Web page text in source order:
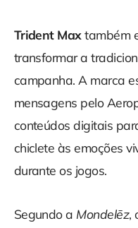
Trident Maxtambém
transformar a
campanha. A marca
mensagens pelo
conteúdos digitais
chiclete às emoções
durante os jogos.
Segundo a Mondelēz,